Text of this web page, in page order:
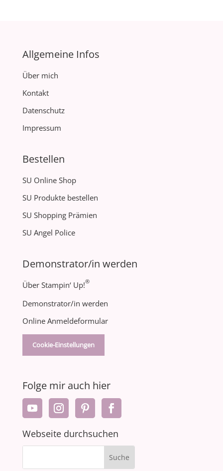
Allgemeine Infos
Über mich
Kontakt
Datenschutz
Impressum
Bestellen
SU Online Shop
SU Produkte bestellen
SU Shopping Prämien
SU Angel Police
Demonstrator/in werden
Über Stampin‘ Up!®
Demonstrator/in werden
Online Anmeldeformular
Cookie-Einstellungen
Folge mir auch hier
Webseite durchsuchen